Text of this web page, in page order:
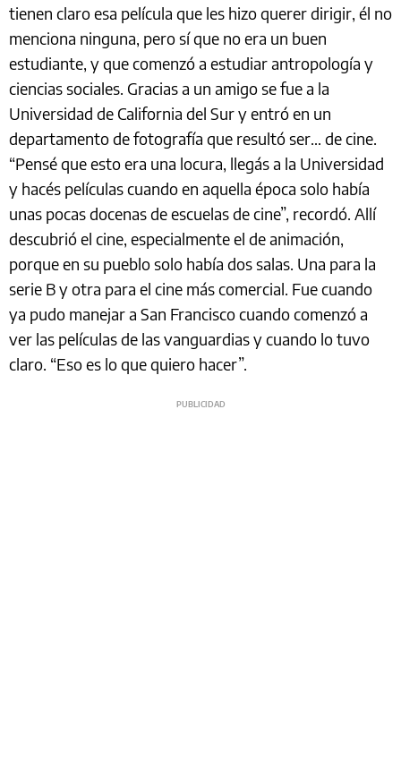
tienen claro esa película que les hizo querer dirigir, él no
menciona ninguna, pero sí que no era un buen
estudiante, y que comenzó a estudiar antropología y
ciencias sociales. Gracias a un amigo se fue a la
Universidad de California del Sur y entró en un
departamento de fotografía que resultó ser… de cine.
“Pensé que esto era una locura, llegás a la Universidad
y hacés películas cuando en aquella época solo había
unas pocas docenas de escuelas de cine”, recordó. Allí
descubrió el cine, especialmente el de animación,
porque en su pueblo solo había dos salas. Una para la
serie B y otra para el cine más comercial. Fue cuando
ya pudo manejar a San Francisco cuando comenzó a
ver las películas de las vanguardias y cuando lo tuvo
claro. “Eso es lo que quiero hacer”.